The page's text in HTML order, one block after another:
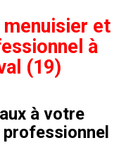
et
à
(19)
à votre